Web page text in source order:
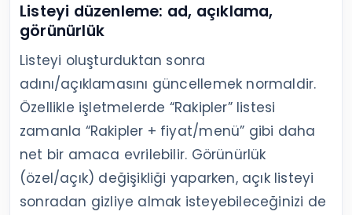
Listeyi düzenleme: ad, açıklama,
görünürlük
Listeyi oluşturduktan sonra
adını/açıklamasını güncellemek normaldir.
Özellikle işletmelerde “Rakipler” listesi
zamanla “Rakipler + fiyat/menü” gibi daha
net bir amaca evrilebilir. Görünürlük
(özel/açık) değişikliği yaparken, açık listeyi
sonradan gizliye almak isteyebileceğinizi de